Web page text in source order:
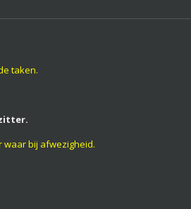
taken.
waar bij afwezigheid.